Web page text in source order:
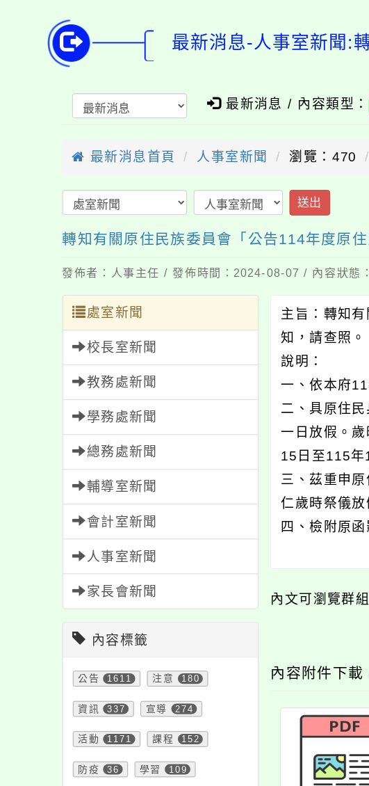
最新消息-人事室新聞:
最新消息 / 內容類型：
最新消息首頁 人事室新聞 瀏覽：470
送出
轉知有關原住民族委員會「公告114年度原
發佈者：人事主任 / 發佈時間：2024-08-07 / 內容狀態
處室新聞
校長室新聞
教務處新聞
學務處新聞
總務處新聞
輔導室新聞
會計室新聞
人事室新聞
家長會新聞
內容標籤
公告 1611 注意 180
資訊 337 宣導 274
活動 1171 課程 152
防疫 36 學習 109
主旨：轉知
知，請查照。
說明：
一、依本府
二、具原住
一日放假。
15日至115年
三、茲重申
仁歲時祭儀放
四、檢附原
內文可瀏覽群組
內容附件下載